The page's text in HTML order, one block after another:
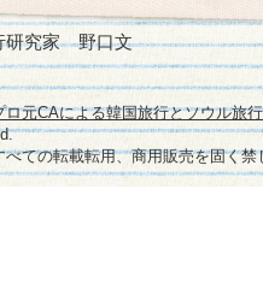
研究家 野口文
ロ元CAによる韓国旅行とソウル旅
ての転載転用、商用販売を固く禁